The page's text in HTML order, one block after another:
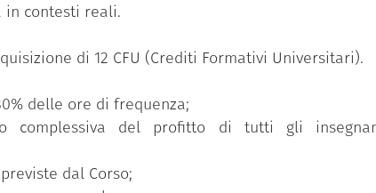
in contesti reali.
di 12 CFU (Crediti Formativi Universitari).
delle ore di frequenza;
complessiva del profitto di tutti gli
dal Corso;